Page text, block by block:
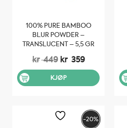
100% PURE BAMBOO
BLUR POWDER –
TRANSLUCENT – 5,5 GR
kr449 Opprinnelig
var:
kr 449.
kr 359Nåværende
kr 359.
KJØP
-20%